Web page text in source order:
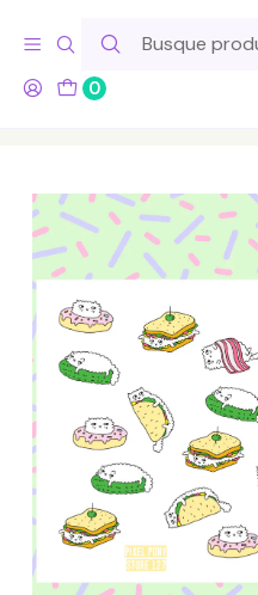
0
Hola! Si tu pedido incluye
ten en cuenta este tiempo
Inicio Lo Hacemos